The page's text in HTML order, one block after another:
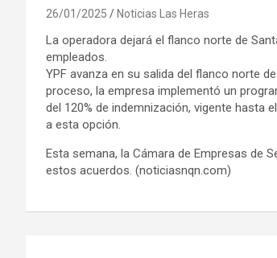
26/01/2025 Noticias Las Heras
La operadora dejará el flanco norte de
empleados.
YPF avanza en su salida del flanco norte
proceso, la empresa implementó un
del 120% de indemnización, vigente hasta
a esta opción.
Esta semana, la Cámara de Empresas de
estos acuerdos. (noticiasnqn.com)